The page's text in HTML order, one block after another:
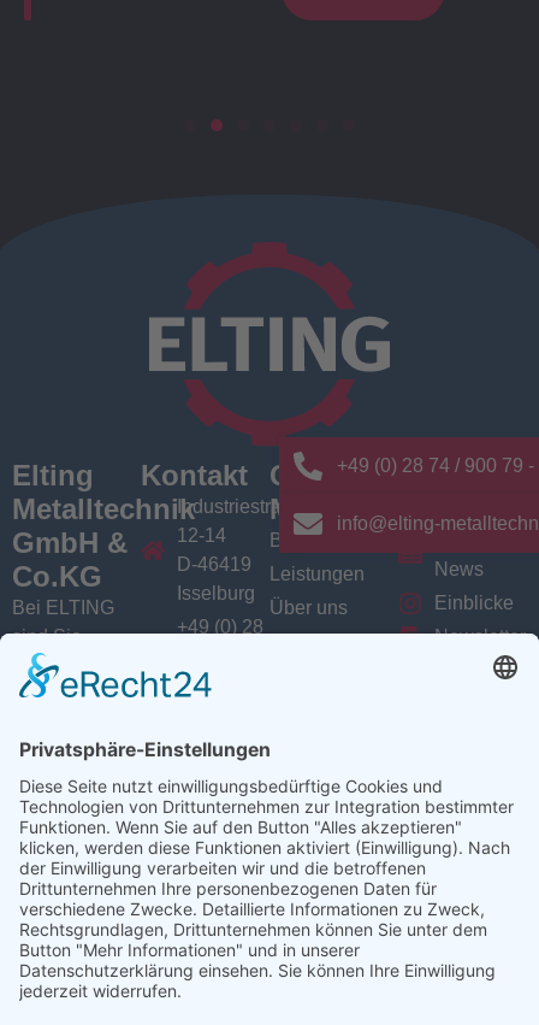
Elting
Metalltechnik
GmbH &
Co.KG
Bei ELTING
sind Sie
richtig, wenn
Sie Fachleute
Profilbearbeitung,
Abkanttechnik,
Schweißtechnik
oder
Baugruppenfertigung
suchen.
Ansprechpartner
Kontakt
Industriestrasse
12-14
D-46419
Isselburg
+49 (0) 28
79 - 0
metalltechnik.de
Quick
Menü
Branchen
Leistungen
Über uns
News/
Aktuelles
News
Einblicke
Newsletter
Linkedin
YouTube
+49 (0) 28 74 / 900 79 -
info@elting-